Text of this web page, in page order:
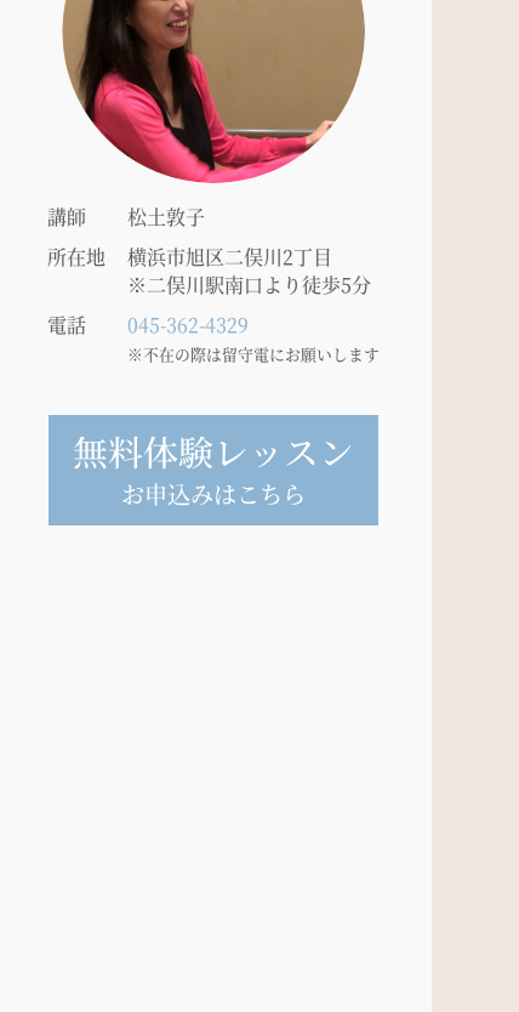
講師
松土敦子
所在地
横浜市旭区二俣川2丁目
※二俣川駅南口より徒歩5分
電話
045-362-4329
※不在の際は留守電にお願いします
無料体験レッスン
お申込みはこちら